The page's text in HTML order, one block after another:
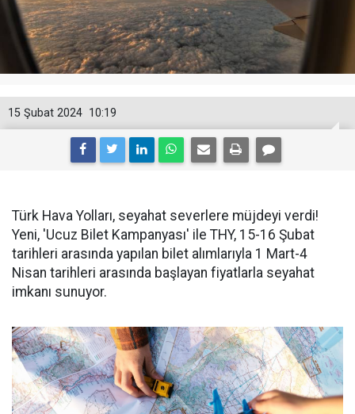
10:19
15 Şubat 2024
Türk Hava Yolları, seyahat severlere müjdeyi verdi!
Yeni, 'Ucuz Bilet Kampanyası' ile THY, 15-16 Şubat
tarihleri arasında yapılan bilet alımlarıyla 1 Mart-4
Nisan tarihleri ​​arasında başlayan fiyatlarla seyahat
imkanı sunuyor.